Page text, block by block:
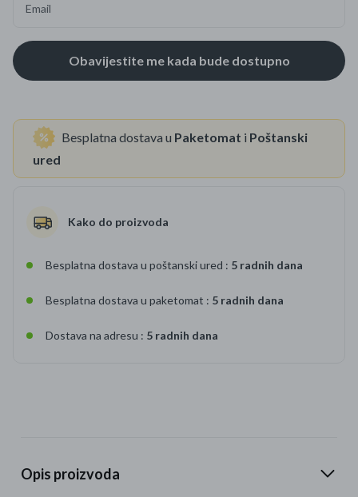
Email
Besplatna dostava u Paketomat i Poštanski
ured
Kako do proizvoda
Besplatna dostava u poštanski ured : 5 radnih dana
Besplatna dostava u paketomat : 5 radnih dana
Dostava na adresu : 5 radnih dana
Opis proizvoda